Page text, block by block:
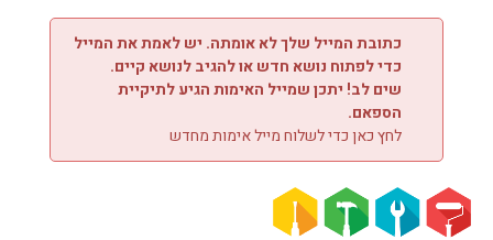
דילוג לתוכן
כתובת המייל שלך לא אומתה. יש לאמת את המייל
כדי לפתוח נושא חדש או להגיב לנושא קיים.
שים לב! יתכן שמייל האימות הגיע לתיקיית
הספאם.
לחץ כאן כדי לשלוח מייל אימות מחדש